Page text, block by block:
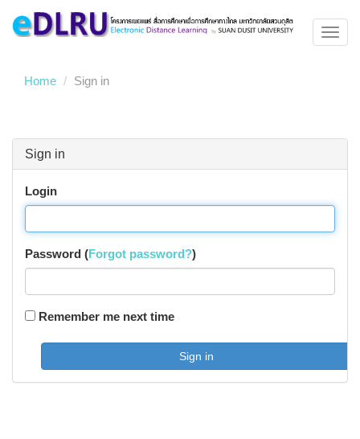
Home Sign in
Sign in
Login
Password (Forgot password?)
Remember me next time
Sign in